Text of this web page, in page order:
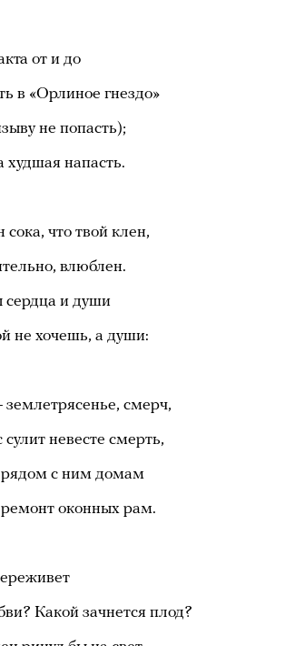
от и до
в «Орлиное гнездо»
не попасть);
худшая напасть.
что твой клен,
влюблен.
сердца и души
не хочешь, а души:
смерч,
невесте смерть,
с ним домам
оконных рам.
Какой зачнется плод?